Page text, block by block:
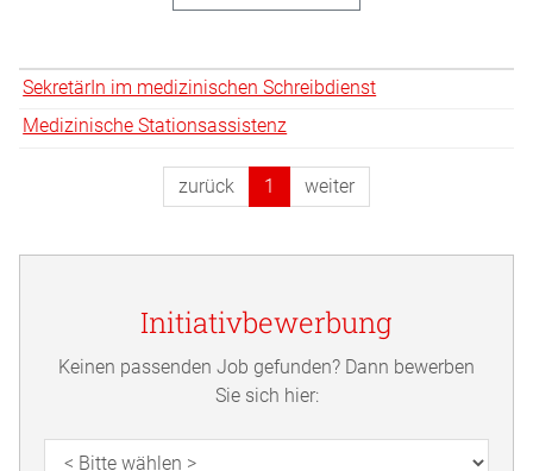
Stelle
Filtern
Ort
SekretärIn im medizinischen Schreibdienst
Medizinische Stationsassistenz
zurück 1 weiter
Initiativbewerbung
Keinen passenden Job gefunden? Dann bewerben
Sie sich hier: